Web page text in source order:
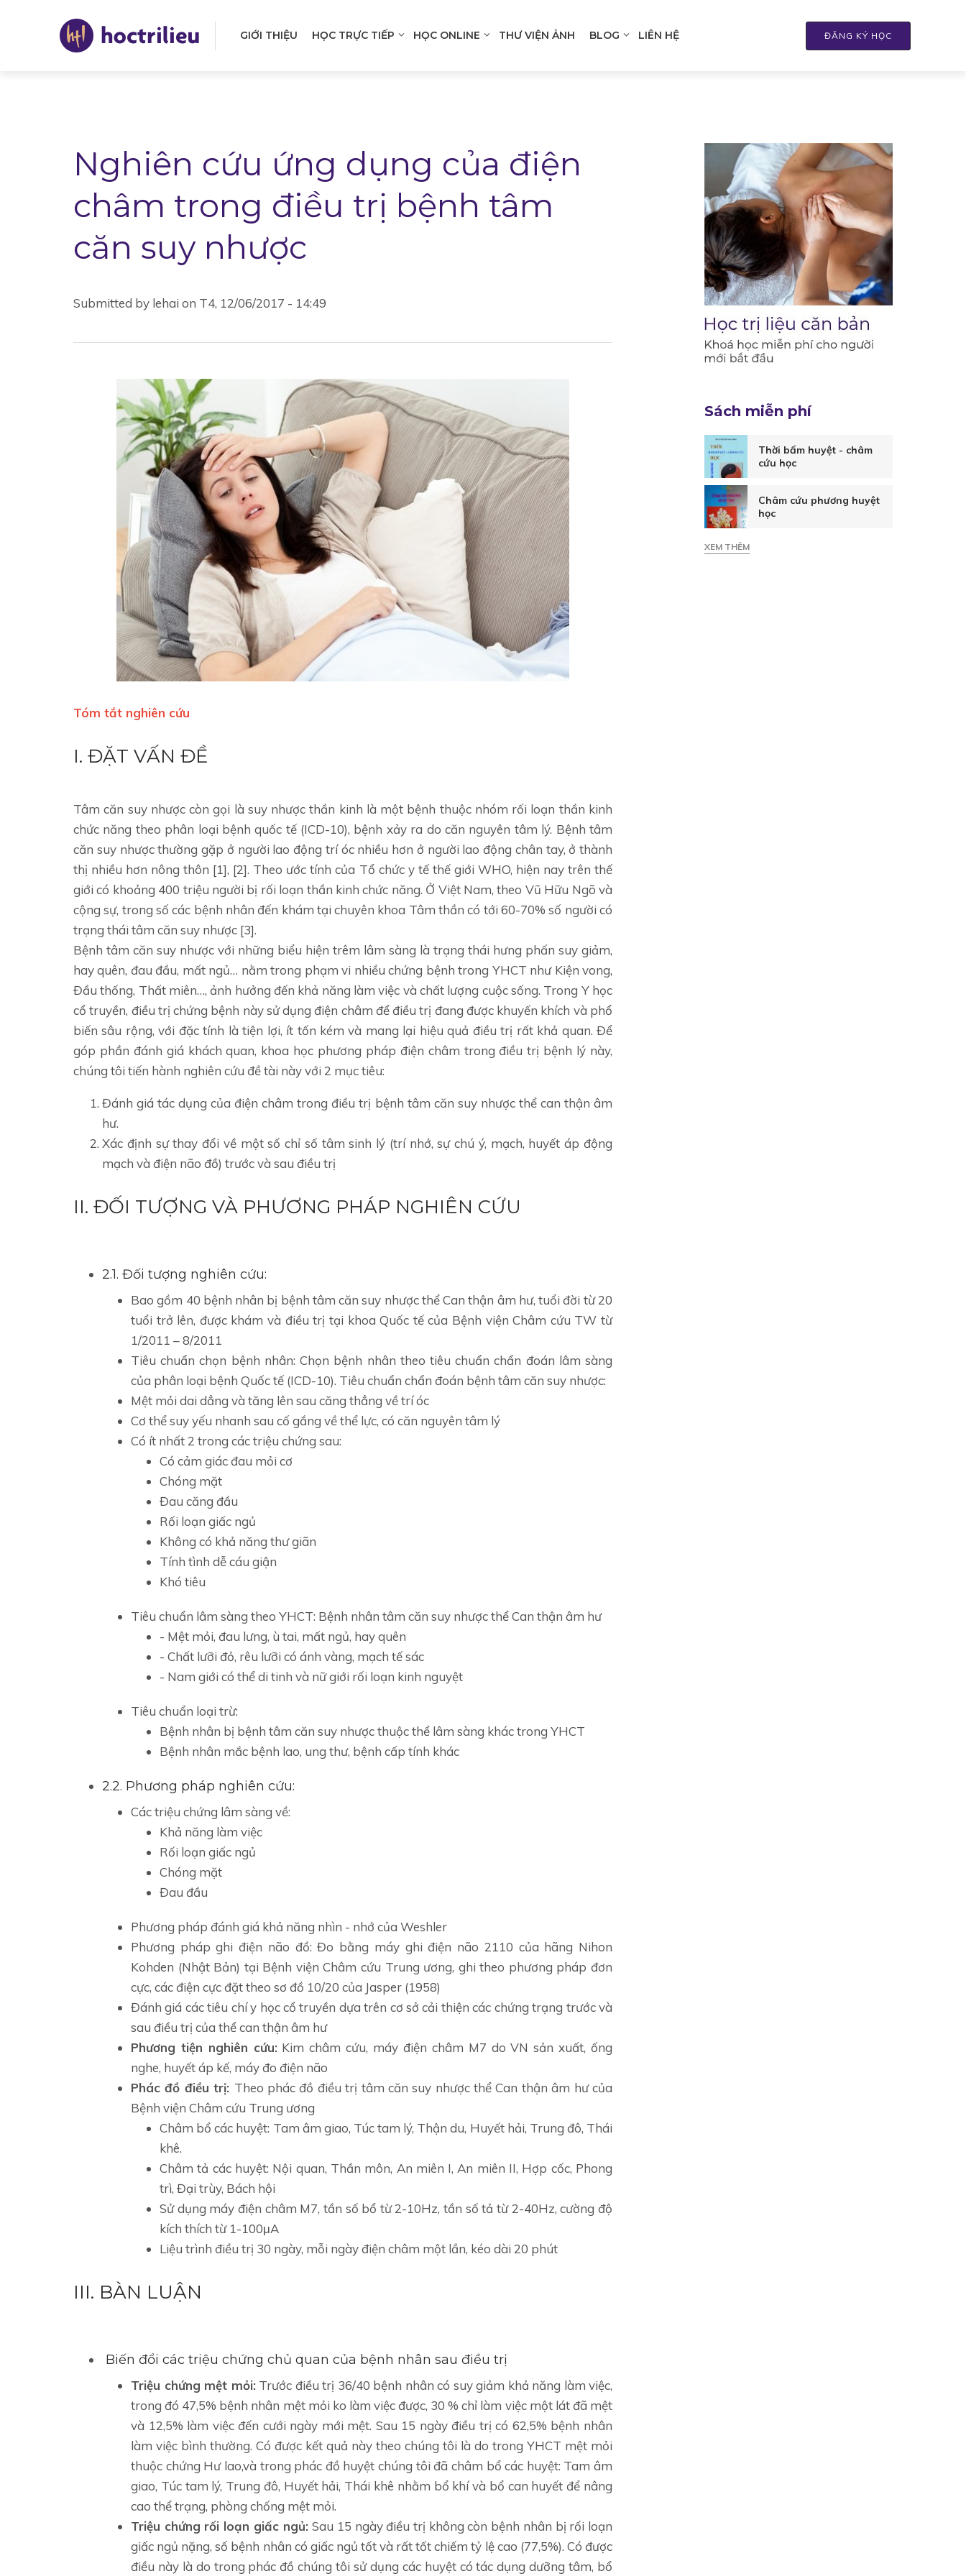
GIỚI THIỆU HỌC TRỰC TIẾP HỌC ONLINE THƯ VIỆN ẢNH BLOG LIÊN HỆ ĐĂNG KÝ HỌC
Nghiên cứu ứng dụng của điện
châm trong điều trị bệnh tâm
căn suy nhược
Submitted by lehai on T4, 12/06/2017 - 14:49
Tóm tắt nghiên cứu
I. ĐẶT VẤN ĐỀ
Tâm căn suy nhược còn gọi là suy nhược thần kinh là một bệnh thuộc nhóm rối loạn thần kinh
chức năng theo phân loại bệnh quốc tế (ICD-10), bệnh xảy ra do căn nguyên tâm lý. Bệnh tâm
căn suy nhược thường gặp ở người lao động trí óc nhiều hơn ở người lao động chân tay, ở thành
thị nhiều hơn nông thôn [1], [2]. Theo ước tính của Tổ chức y tế thế giới WHO, hiện nay trên thế
giới có khoảng 400 triệu người bị rối loạn thần kinh chức năng. Ở Việt Nam, theo Vũ Hữu Ngõ và
cộng sự, trong số các bệnh nhân đến khám tại chuyên khoa Tâm thần có tới 60-70% số người có
trạng thái tâm căn suy nhược [3].
Bệnh tâm căn suy nhược với những biểu hiện trêm lâm sàng là trạng thái hưng phấn suy giảm,
hay quên, đau đầu, mất ngủ… nằm trong phạm vi nhiều chứng bệnh trong YHCT như Kiện vong,
Đầu thống, Thất miên…, ảnh hưởng đến khả năng làm việc và chất lượng cuộc sống. Trong Y học
cổ truyền, điều trị chứng bệnh này sử dụng điện châm để điều trị đang được khuyến khích và phổ
biến sâu rộng, với đặc tính là tiện lợi, ít tốn kém và mang lại hiệu quả điều trị rất khả quan. Để
góp phần đánh giá khách quan, khoa học phương pháp điện châm trong điều trị bệnh lý này,
chúng tôi tiến hành nghiên cứu đề tài này với 2 mục tiêu:
Đánh giá tác dụng của điện châm trong điều trị bệnh tâm căn suy nhược thể can thận âm
hư.
Xác định sự thay đổi về một số chỉ số tâm sinh lý (trí nhớ, sự chú ý, mạch, huyết áp động
mạch và điện não đồ) trước và sau điều trị
II. ĐỐI TƯỢNG VÀ PHƯƠNG PHÁP NGHIÊN CỨU
2.1. Đối tượng nghiên cứu:
Bao gồm 40 bệnh nhân bị bệnh tâm căn suy nhược thể Can thận âm hư, tuổi đời từ 20
tuổi trở lên, được khám và điều trị tại khoa Quốc tế của Bệnh viện Châm cứu TW từ
1/2011 – 8/2011
Tiêu chuẩn chọn bệnh nhân: Chọn bệnh nhân theo tiêu chuẩn chẩn đoán lâm sàng
của phân loại bệnh Quốc tế (ICD-10). Tiêu chuẩn chẩn đoán bệnh tâm căn suy nhược:
Mệt mỏi dai dẳng và tăng lên sau căng thẳng về trí óc
Cơ thể suy yếu nhanh sau cố gắng về thể lực, có căn nguyên tâm lý
Có ít nhất 2 trong các triệu chứng sau:
Có cảm giác đau mỏi cơ
Chóng mặt
Đau căng đầu
Rối loạn giấc ngủ
Không có khả năng thư giãn
Tính tình dễ cáu giận
Khó tiêu
Tiêu chuẩn lâm sàng theo YHCT: Bệnh nhân tâm căn suy nhược thể Can thận âm hư
- Mệt mỏi, đau lưng, ù tai, mất ngủ, hay quên
- Chất lưỡi đỏ, rêu lưỡi có ánh vàng, mạch tế sác
- Nam giới có thể di tinh và nữ giới rối loạn kinh nguyệt
Tiêu chuẩn loại trừ:
Bệnh nhân bị bệnh tâm căn suy nhược thuộc thể lâm sàng khác trong YHCT
Bệnh nhân mắc bệnh lao, ung thư, bệnh cấp tính khác
2.2. Phương pháp nghiên cứu:
Các triệu chứng lâm sàng về:
Khả năng làm việc
Rối loạn giấc ngủ
Chóng mặt
Đau đầu
Phương pháp đánh giá khả năng nhìn - nhớ của Weshler
Phương pháp ghi điện não đồ: Đo bằng máy ghi điện não 2110 của hãng Nihon
Kohden (Nhật Bản) tại Bệnh viện Châm cứu Trung ương, ghi theo phương pháp đơn
cực, các điện cực đặt theo sơ đồ 10/20 của Jasper (1958)
Đánh giá các tiêu chí y học cổ truyền dựa trên cơ sở cải thiện các chứng trạng trước và
sau điều trị của thể can thận âm hư
Phương tiện nghiên cứu: Kim châm cứu, máy điện châm M7 do VN sản xuất, ống
nghe, huyết áp kế, máy đo điện não
Phác đồ điều trị: Theo phác đồ điều trị tâm căn suy nhược thể Can thận âm hư của
Bệnh viện Châm cứu Trung ương
Châm bổ các huyệt: Tam âm giao, Túc tam lý, Thận du, Huyết hải, Trung đô, Thái
khê.
Châm tả các huyệt: Nội quan, Thần môn, An miên I, An miên II, Hợp cốc, Phong
trì, Đại trùy, Bách hội
Sử dụng máy điện châm M7, tần số bổ từ 2-10Hz, tần số tả từ 2-40Hz, cường độ
kích thích từ 1-100μA
Liệu trình điều trị 30 ngày, mỗi ngày điện châm một lần, kéo dài 20 phút
III. BÀN LUẬN
Biến đổi các triệu chứng chủ quan của bệnh nhân sau điều trị
Triệu chứng mệt mỏi: Trước điều trị 36/40 bệnh nhân có suy giảm khả năng làm việc,
trong đó 47,5% bệnh nhân mệt mỏi ko làm việc được, 30 % chỉ làm việc một lát đã mệt
và 12,5% làm việc đến cưới ngày mới mệt. Sau 15 ngày điều trị có 62,5% bệnh nhân
làm việc bình thường. Có được kết quả này theo chúng tôi là do trong YHCT mệt mỏi
thuộc chứng Hư lao,và trong phác đồ huyệt chúng tôi đã châm bổ các huyệt: Tam âm
giao, Túc tam lý, Trung đô, Huyết hải, Thái khê nhằm bổ khí và bổ can huyết để nâng
cao thể trạng, phòng chống mệt mỏi.
Triệu chứng rối loạn giấc ngủ:Sau 15 ngày điều trị không còn bệnh nhân bị rối loạn
giấc ngủ nặng, số bệnh nhân có giấc ngủ tốt và rất tốt chiếm tỷ lệ cao (77,5%). Có được
điều này là do trong phác đồ chúng tôi sử dụng các huyệt có tác dụng dưỡng tâm, bổ
Sách miễn phí
Thời bấm huyệt - châm
cứu học
Châm cứu phương huyệt
học
XEM THÊM